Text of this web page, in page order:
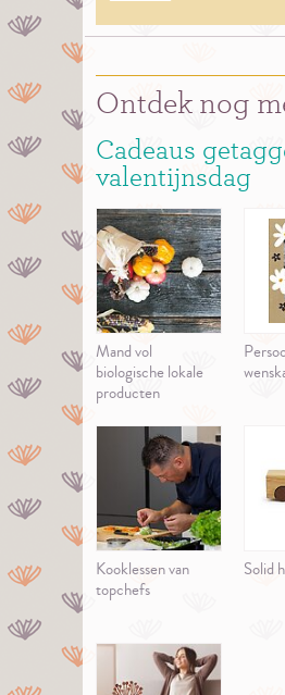
Ontdek nog
Cadeaus
valentijnsdag
Mand vol
biologische lokale
producten
Kooklessen van
topchefs
Solid